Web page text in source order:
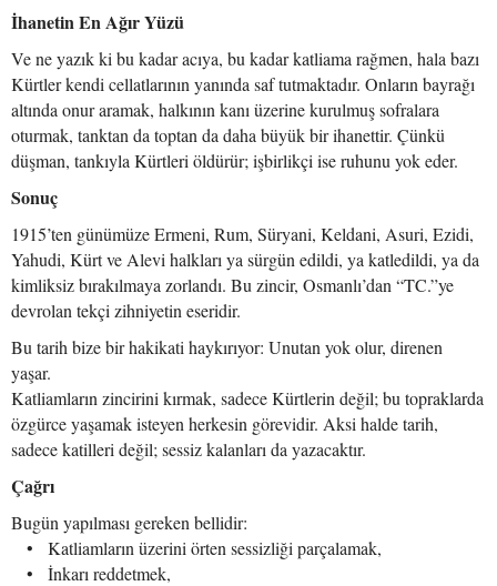
İhanetin En Ağır Yüzü
Ve ne yazık ki bu kadar acıya, bu kadar katliama rağmen, hala bazı
Kürtler kendi cellatlarının yanında saf tutmaktadır. Onların bayrağı
altında onur aramak, halkının kanı üzerine kurulmuş sofralara
oturmak, tanktan da toptan da daha büyük bir ihanettir. Çünkü
düşman, tankıyla Kürtleri öldürür; işbirlikçi ise ruhunu yok eder.
Sonuç
1915’ten günümüze Ermeni, Rum, Süryani, Keldani, Asuri, Ezidi,
Yahudi, Kürt ve Alevi halkları ya sürgün edildi, ya katledildi, ya da
kimliksiz bırakılmaya zorlandı. Bu zincir, Osmanlı’dan “TC.”ye
devrolan tekçi zihniyetin eseridir.
Bu tarih bize bir hakikati haykırıyor: Unutan yok olur, direnen
yaşar.
Katliamların zincirini kırmak, sadece Kürtlerin değil; bu topraklarda
özgürce yaşamak isteyen herkesin görevidir. Aksi halde tarih,
sadece katilleri değil; sessiz kalanları da yazacaktır.
Çağrı
Bugün yapılması gereken bellidir:
• Katliamların üzerini örten sessizliği parçalamak,
• İnkarı reddetmek,